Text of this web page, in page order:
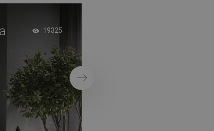
19325
Következő
GREEK